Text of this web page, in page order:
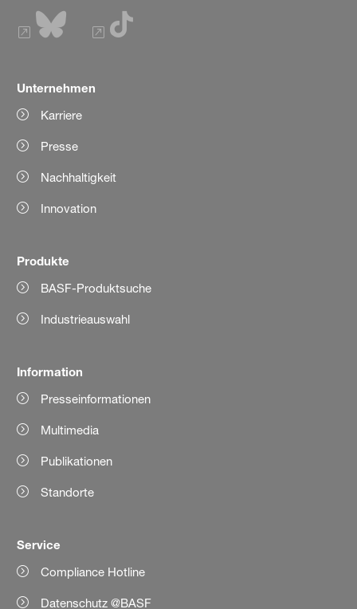
Unternehmen
Karriere
Presse
Nachhaltigkeit
Innovation
Produkte
BASF-Produktsuche
Industrieauswahl
Information
Presseinformationen
Multimedia
Publikationen
Standorte
Service
Compliance Hotline
Datenschutz @BASF